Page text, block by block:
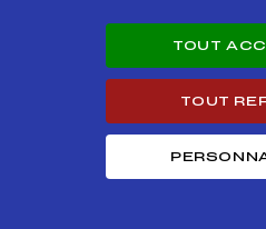
FRANCE
06.01.13
Subaru
TOUT
TOUT